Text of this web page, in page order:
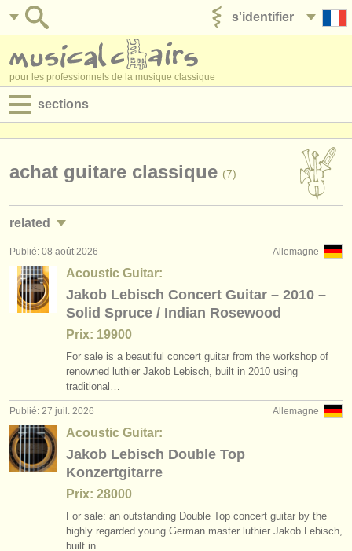
s'identifier
pour les professionnels de la musique classique
sections
jobs - administration
degree courses
stages/cours
concours/ prix
instruments à vendre
instruments volés
annuaires:
orchestres et l'opéra
conservatoires
orchestres de jeunes
achat guitare classique (7)
related
jobs - enseignement: guitare
stages/ masterclass guitare classique (2)
degree courses: guitare
degree courses: luth (1)
degree courses: early guitar
concours de guitare classique
guitare classique perdue
Allemagne
Publié: 08 août 2026
Acoustic Guitar:
Jakob Lebisch Concert Guitar – 2010 –
Solid Spruce / Indian Rosewood
Prix: 19900
For sale is a beautiful concert guitar from the workshop of
renowned luthier Jakob Lebisch, built in 2010 using
traditional…
Allemagne
Publié: 27 juil. 2026
Acoustic Guitar:
Jakob Lebisch Double Top
Konzertgitarre
Prix: 28000
For sale: an outstanding Double Top concert guitar by the
highly regarded young German master luthier Jakob Lebisch,
built in…